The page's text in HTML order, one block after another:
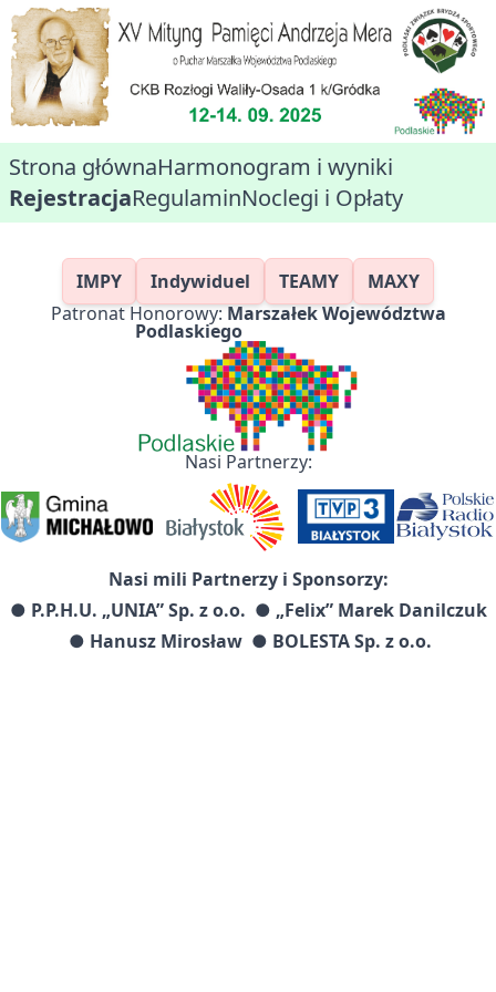
Strona głównaHarmonogram i wyniki
RejestracjaRegulaminNoclegi i Opłaty
IMPY Indywiduel TEAMY
MAXY
Patronat Honorowy:Marszałek Województwa
Podlaskiego
Nasi Partnerzy:
Nasi mili Partnerzy i Sponsorzy:
● P.P.H.U. „UNIA” Sp. z o.o. ● „Felix” Marek Danilczuk
● Hanusz Mirosław ● BOLESTA Sp. z o.o.